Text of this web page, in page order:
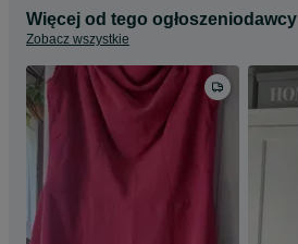
Więcej od tego ogłoszeniodawcy
Zobacz wszystkie